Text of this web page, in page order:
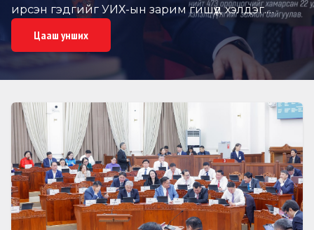
ирсэн гэдгийг УИХ-ын зарим гишүүд хэлдэг.
Тэгвэл С.Эрдэнэболд гишүүнээр өнгөрсөн хоёр
жилийн хугацаанд удирдуулсан Хүний эрхийн
дэд хороо ахиц, дэвшил, үр дүн гаргасан
ажиллав.Хүний эрхийн дэд хороо өнгөрсөн
эрхийн зөрчилтэй холбоотой олон асуудлыг
гаргаж ирж тавьсан. Тухайлбал нийгэмд
тулгамдсан асуудлыг хөндөж, энэ хүрээндээ
томоохон хэлэлцүүлэг зохион байгуулж, эрүү шүүлтийн
эсрэг үйл ажиллагаанд галыг өөртөө авч,
зоригтой алхам хийсэн хэмээн Хүний эрхийн дэд
хорооны даргыг үнэлж байгаагаа Улсын Их
Цааш унших